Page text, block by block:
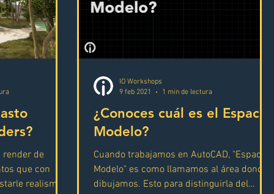
de
que con
realismo a
¿Conoces cuál es el Espacio
Modelo?
Cuando trabajamos en AutoCAD, "Espacio
Modelo" es como llamamos al área donde
dibujamos. Esto para distinguirla del
IO Workshops
9 feb 2021
1 min de lectura